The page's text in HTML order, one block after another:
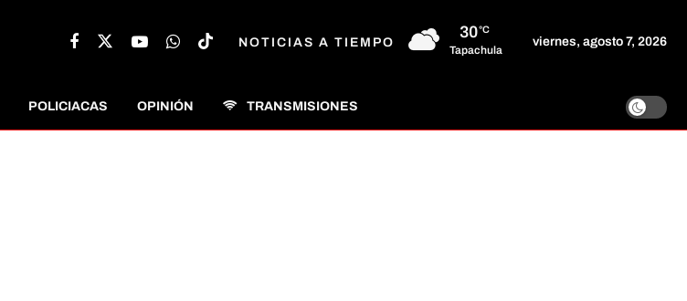
NOTICIAS A TIEMPO
30°C
Tapachula
viernes, agosto 7, 2026
POLICIACAS OPINIÓN TRANSMISIONES